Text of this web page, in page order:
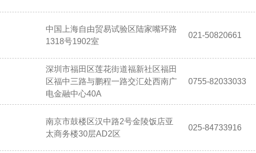
中国上海自由贸易试验区陆家嘴环路
1318号1902室
021-50820661
深圳市福田区莲花街道福新社区福田
区福中三路与鹏程一路交汇处西南广
电金融中心40A
0755-82033033
南京市鼓楼区汉中路2号金陵饭店亚
太商务楼30层AD2区
025-84733916